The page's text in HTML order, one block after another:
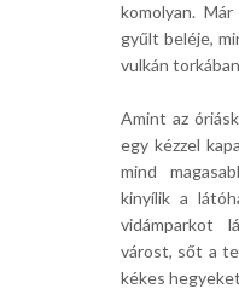
komolyan.
gyűlt beléje,
vulkán
Amint az
egy kézzel
mind
kinyílik a
vidámparkot
várost, sőt a
kékes